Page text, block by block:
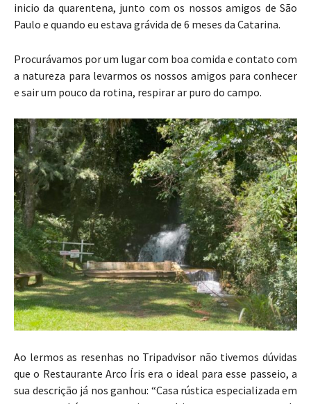
inicio da quarentena, junto com os nossos amigos de São
Paulo e quando eu estava grávida de 6 meses da Catarina.
Procurávamos por um lugar com boa comida e contato com
a natureza para levarmos os nossos amigos para conhecer
e sair um pouco da rotina, respirar ar puro do campo.
Ao lermos as resenhas no Tripadvisor não tivemos dúvidas
que o Restaurante Arco Íris era o ideal para esse passeio, a
sua descrição já nos ganhou: “Casa rústica especializada em